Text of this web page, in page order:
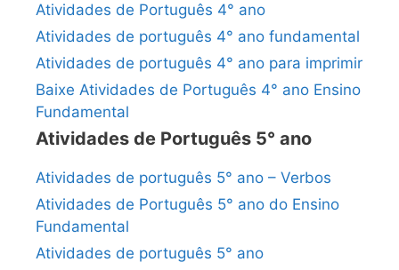
Atividades de Português 4° ano
Atividades de português 4° ano fundamental
Atividades de português 4° ano para imprimir
Baixe Atividades de Português 4° ano Ensino
Fundamental
Atividades de Português 5° ano
Atividades de português 5° ano – Verbos
Atividades de Português 5° ano do Ensino
Fundamental
Atividades de português 5° ano